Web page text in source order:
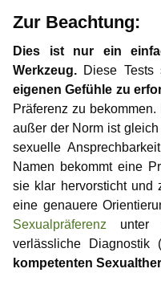
Zur Beachtung:
Dies ist nur ein
Werkzeug. Diese
eigenen Gefühle zu
Präferenz zu
außer der Norm ist
sexuelle
Namen bekommt eine
sie klar hervorsticht und
eine genauere
Sexualpräferenz unter
verlässliche Diagnostik
kompetenten